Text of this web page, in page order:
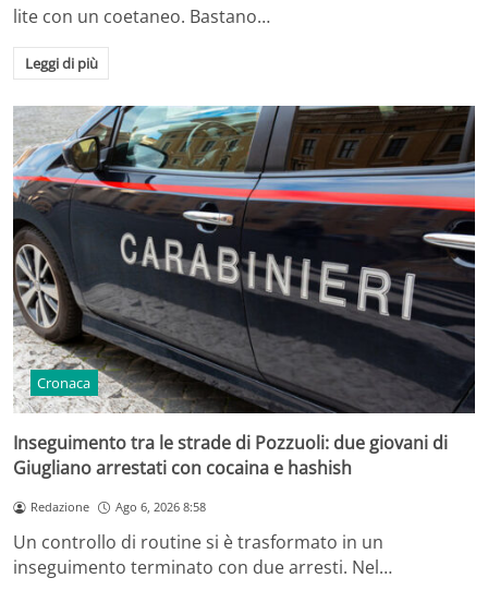
lite con un coetaneo. Bastano…
Leggi di più
Cronaca
Inseguimento tra le strade di Pozzuoli: due giovani di
Giugliano arrestati con cocaina e hashish
Redazione Ago 6, 2026 8:58
Un controllo di routine si è trasformato in un
inseguimento terminato con due arresti. Nel…